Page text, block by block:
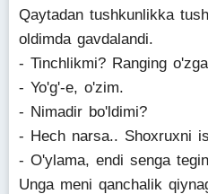
Qaytadan tushkunlikka
oldimda gavdalandi.
- Tinchlikmi? Ranging
- Yo'g'-e, o'zim.
- Nimadir bo'ldimi?
- Hech narsa.. Shoxruxni
- O'ylama, endi senga
Unga meni qanchalik